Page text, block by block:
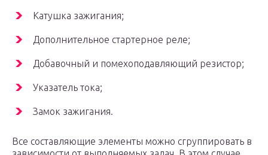
Катушка зажигания;
Дополнительное стартерное реле;
Добавочный и помехоподавляющий резистор;
Указатель тока;
Замок зажигания.
Все составляющие элементы можно сгруппировать в